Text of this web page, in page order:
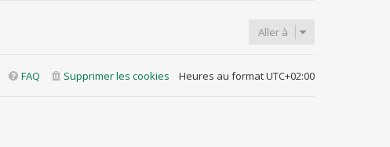
Aller à
Heures au formatUTC+02:00
Supprimer les cookies
FAQ